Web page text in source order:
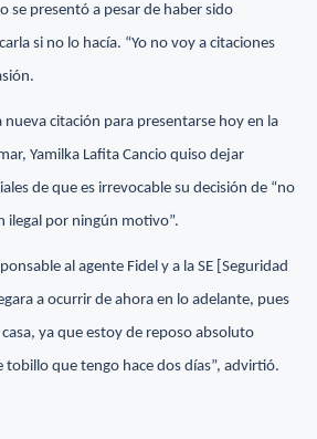
se presentó a pesar de haber sido
si no lo hacía. “Yo no voy a citaciones
nueva citación para presentarse hoy en la
Yamilka Lafita Cancio quiso dejar
de que es irrevocable su decisión de “no
ilegal por ningún motivo”.
al agente Fidel y a la SE [Seguridad
a ocurrir de ahora en lo adelante, pues
ya que estoy de reposo absoluto
tobillo que tengo hace dos días”, advirtió.